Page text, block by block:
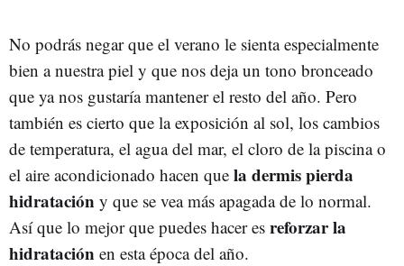
No podrás negar que el verano le sienta especialmente
bien a nuestra piel y que nos deja un tono bronceado
que ya nos gustaría mantener el resto del año. Pero
también es cierto que la exposición al sol, los cambios
de temperatura, el agua del mar, el cloro de la piscina o
el aire acondicionado hacen que la dermis pierda
hidratación y que se vea más apagada de lo normal.
Así que lo mejor que puedes hacer es reforzar la
hidratación en esta época del año.